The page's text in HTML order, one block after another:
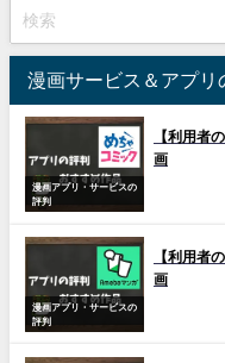
漫画サービス＆アプリ
漫画アプリ・サービスの
評判
【利用者
画
漫画アプリ・サービスの
評判
【利用者
画